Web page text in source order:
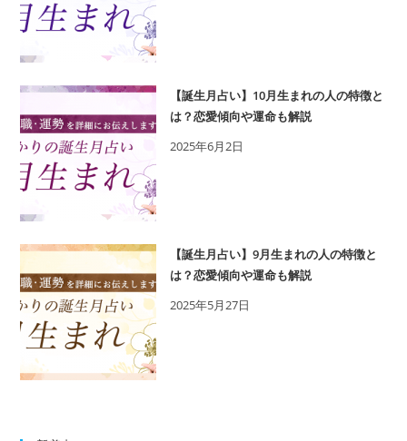
【誕生月占い】10月生まれの人の特徴と
は？恋愛傾向や運命も解説
2025年6月2日
【誕生月占い】9月生まれの人の特徴と
は？恋愛傾向や運命も解説
2025年5月27日